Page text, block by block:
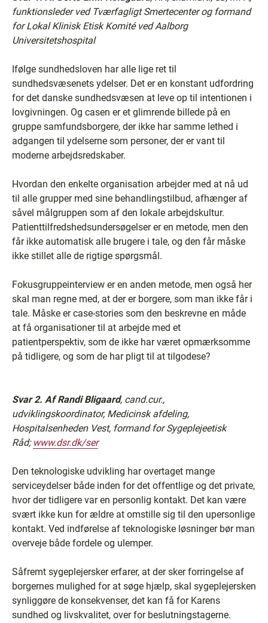
funktionsleder ved Tværfagligt Smertecenter og formand
for Lokal Klinisk Etisk Komité ved Aalborg
Universitetshospital
Ifølge sundhedsloven har alle lige ret til
sundhedsvæsenets ydelser. Det er en konstant udfordring
for det danske sundhedsvæsen at leve op til intentionen i
lovgivningen. Og casen er et glimrende billede på en
gruppe samfundsborgere, der ikke har samme lethed i
adgangen til ydelserne som personer, der er vant til
moderne arbejdsredskaber.
Hvordan den enkelte organisation arbejder med at nå ud
til alle grupper med sine behandlingstilbud, afhænger af
såvel målgruppen som af den lokale arbejdskultur.
Patienttilfredshedsundersøgelser er en metode, men den
får ikke automatisk alle brugere i tale, og den får måske
ikke stillet alle de rigtige spørgsmål.
Fokusgruppeinterview er en anden metode, men også her
skal man regne med, at der er borgere, som man ikke får i
tale. Måske er case-stories som den beskrevne en måde
at få organisationer til at arbejde med et
patientperspektiv, som de ikke har været opmærksomme
på tidligere, og som de har pligt til at tilgodese?
Svar 2. Af Randi Bligaard, cand.cur.,
udviklingskoordinator, Medicinsk afdeling,
Hospitalsenheden Vest, formand for Sygeplejeetisk
Råd; www.dsr.dk/ser
Den teknologiske udvikling har overtaget mange
serviceydelser både inden for det offentlige og det private,
hvor der tidligere var en personlig kontakt. Det kan være
svært ikke kun for ældre at omstille sig til den upersonlige
kontakt. Ved indførelse af teknologiske løsninger bør man
overveje både fordele og ulemper.
Såfremt sygeplejersker erfarer, at der sker forringelse af
borgernes mulighed for at søge hjælp, skal sygeplejersken
synliggøre de konsekvenser, det kan få for Karens
sundhed og livskvalitet, over for beslutningstagerne.